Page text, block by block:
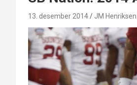
13. desember 2014 JM Henriksen